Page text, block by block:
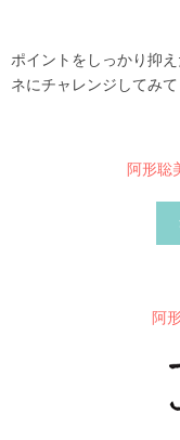
ポイントをしっかり抑
ネにチャレンジしてみ
阿形聡
阿